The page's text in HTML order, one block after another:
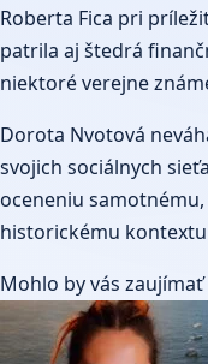
Roberta Fica pri
patrila aj štedrá
niektoré verejne
Dorota Nvotová
svojich sociálnych
oceneniu
historickému
Mohlo by vás zaujímať